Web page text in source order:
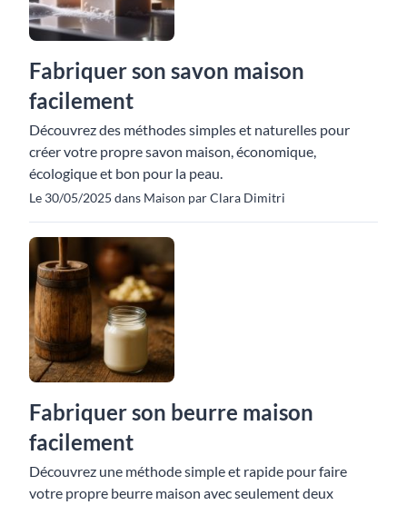
Fabriquer son savon maison
facilement
Découvrez des méthodes simples et naturelles pour
créer votre propre savon maison, économique,
écologique et bon pour la peau.
Le 30/05/2025 dans Maison par Clara Dimitri
Fabriquer son beurre maison
facilement
Découvrez une méthode simple et rapide pour faire
votre propre beurre maison avec seulement deux